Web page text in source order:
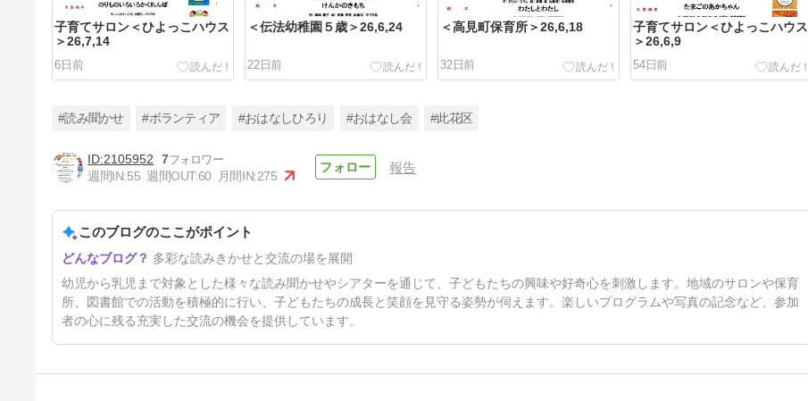
子育てサロン＜ひよっこハウス
＞26,7,14
6日前
＜伝法幼稚園５歳＞26,6,24
22日前
＜高見町保育所＞26,6,18
32日前
子育てサロン＜ひよっこハウス
＞26,6,9
54日前
＞26,5,16
82日前
#読み聞かせ #ボランティア #おはなしひろり #おはなし会 #此花区
2105952
7
週間IN:55 週間OUT:60 月間IN:275
報告
このブログのここがポイント
多彩な読みきかせと交流の場を展開
幼児から乳児まで対象とした様々な読み聞かせやシアターを通じて、子どもたちの興味や好奇心を刺激します。地域のサロンや保育
所、図書館での活動を積極的に行い、子どもたちの成長と笑顔を見守る姿勢が伺えます。楽しいプログラムや写真の記念など、参加
者の心に残る充実した交流の機会を提供しています。